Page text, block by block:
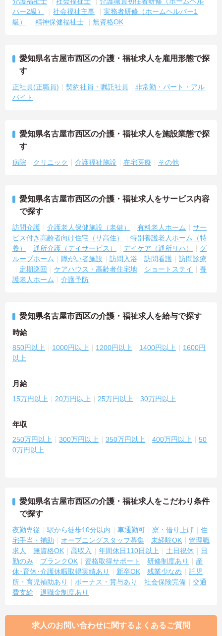
パー2級）
社会福祉主事
実務者研修（ホームヘルパー1
級）
精神保健福祉士 無資格OK
愛知県名古屋市西区の介護・福祉求人を雇用形態で探
す
正社員(正職員) 契約社員・嘱託社員
非常勤・パート・アル
バイト
愛知県名古屋市西区の介護・福祉求人を施設業態で探
す
病院 クリニック 介護福祉施設 在宅医療 その他
愛知県名古屋市西区の介護・福祉求人をサービス内容
で探す
訪問介護 介護老人保健施設（老健） 有料老人ホーム
サー
ビス付き高齢者向け住宅（サ高住）
特別養護老人ホーム（特
養）
通所介護（デイサービス） デイケア（通所リハ）
グ
ループホーム
障がい者施設 訪問入浴 訪問看護
訪問診療
定期巡回
ケアハウス・高齢者住宅地 ショートステイ
養
護老人ホーム
介護予防
愛知県名古屋市西区の介護・福祉求人を給与で探す
時給
850円以上 1000円以上 1200円以上 1400円以上
1600円
以上
月給
15万円以上 20万円以上 25万円以上 30万円以上
年収
250万円以上 300万円以上 350万円以上 400万円以上
50
0万円以上
愛知県名古屋市西区の介護・福祉求人をこだわり条件
で探す
夜勤専従 駅から徒歩10分以内 車通勤可 寮・借り上げ
住
宅手当・補助
オープニングスタッフ募集 未経験OK
管理職
求人
無資格OK 高収入 年間休日110日以上 土日祝休
日
勤のみ
ブランクOK 資格取得サポート 研修制度あり
産
休･育休･介護休暇取得実績あり
新卒OK 残業少なめ
託児
所・育児補助あり
ボーナス・賞与あり 社会保険完備
交通
費支給
退職金制度あり
求人のお問い合わせに関するよくあるご質問